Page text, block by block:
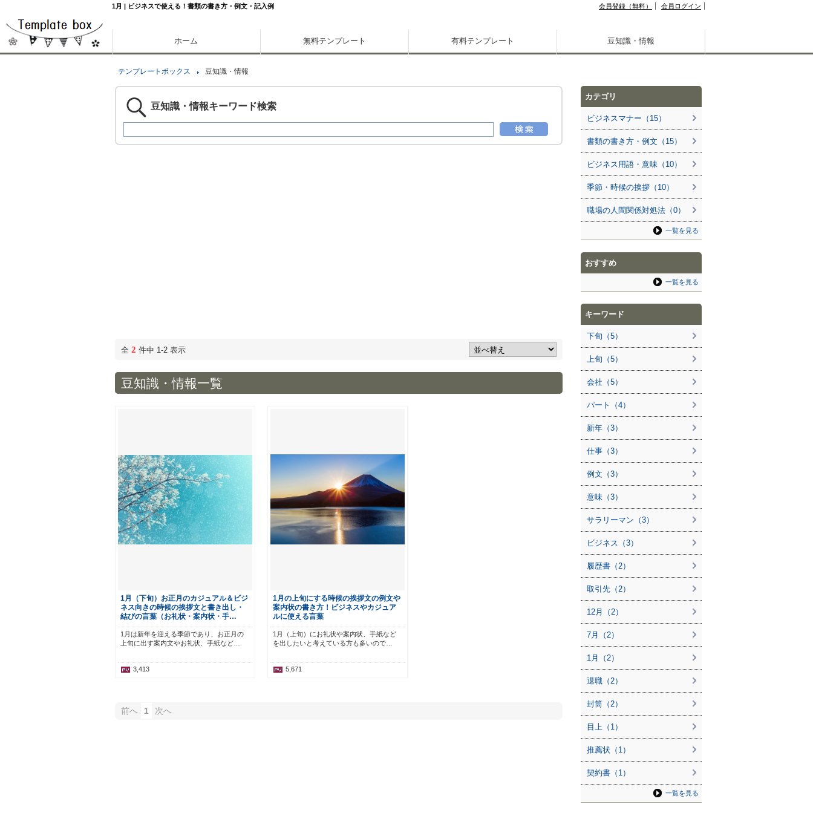
1月 | ビジネスで使える！書類の書き方・例文・記入例 会員登録（無料） 会員ログイン
ホーム 無料テンプレート 有料テンプレート 豆知識・情報
テンプレートボックス 豆知識・情報
豆知識・情報キーワード検索
全 2 件中 1-2 表示
豆知識・情報一覧
1月（下旬）お正月のカジュアル＆ビジ
ネス向きの時候の挨拶文と書き出し・
結びの言葉（お礼状・案内状・手…
1月は新年を迎える季節であり、お正月の
上旬に出す案内文やお礼状、手紙など…
3,413
1月の上旬にする時候の挨拶文の例文や
案内状の書き方！ビジネスやカジュア
ルに使える言葉
1月（上旬）にお礼状や案内状、手紙など
を出したいと考えている方も多いので…
5,671
前へ 1 次へ
カテゴリ
ビジネスマナー（15）
書類の書き方・例文（15）
ビジネス用語・意味（10）
季節・時候の挨拶（10）
職場の人間関係対処法（0）
一覧を見る
おすすめ
一覧を見る
キーワード
下旬（5）
上旬（5）
会社（5）
パート（4）
新年（3）
仕事（3）
例文（3）
意味（3）
サラリーマン（3）
ビジネス（3）
履歴書（2）
取引先（2）
12月（2）
7月（2）
1月（2）
退職（2）
封筒（2）
目上（1）
推薦状（1）
契約書（1）
一覧を見る